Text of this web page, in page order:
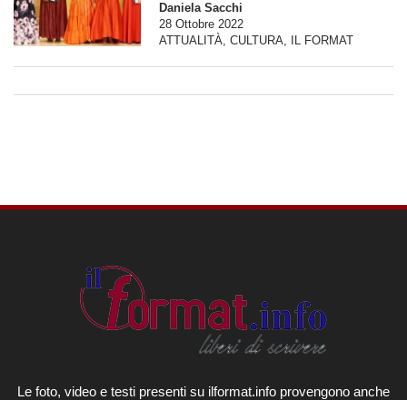
Daniela Sacchi
28 Ottobre 2022
ATTUALITÀ, CULTURA, IL FORMAT
Le foto, video e testi presenti su ilformat.info provengono anche